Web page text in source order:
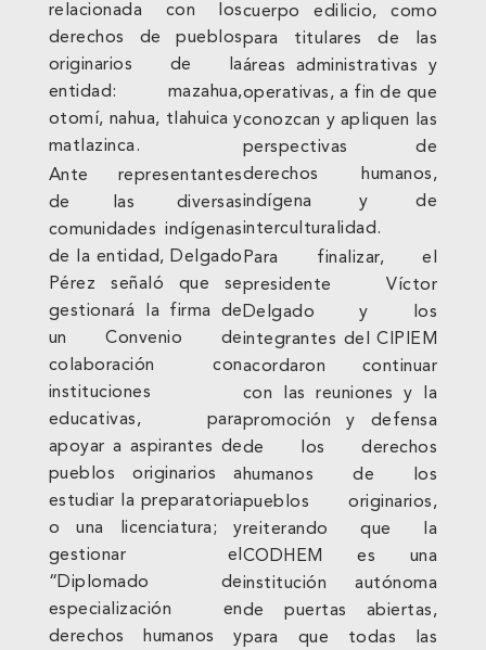
relacionada con los
derechos de pueblos
originarios de la
entidad: mazahua,
otomí, nahua, tlahuica y
matlazinca.
Ante representantes
de las diversas
comunidades indígenas
de la entidad, Delgado
Pérez señaló que se
gestionará la firma de
un Convenio de
colaboración con
instituciones
educativas, para
apoyar a aspirantes de
pueblos originarios a
estudiar la preparatoria
o una licenciatura; y
gestionar el
“Diplomado de
especialización en
derechos humanos y
cuerpo edilicio, como
para titulares de las
áreas administrativas y
operativas, a fin de que
conozcan y apliquen las
perspectivas de
derechos humanos,
indígena y de
interculturalidad.
Para finalizar, el
presidente Víctor
Delgado y los
integrantes del CIPIEM
acordaron continuar
con las reuniones y la
promoción y defensa
de los derechos
humanos de los
pueblos originarios,
reiterando que la
CODHEM es una
institución autónoma
de puertas abiertas,
para que todas las